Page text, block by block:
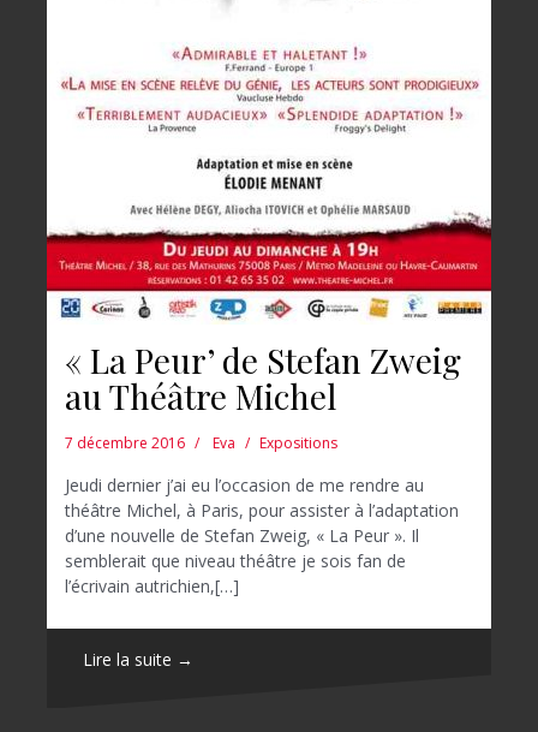
« La Peur’ de Stefan Zweig
au Théâtre Michel
7 décembre 2016 Eva Expositions
Jeudi dernier j’ai eu l’occasion de me rendre au
théâtre Michel, à Paris, pour assister à l’adaptation
d’une nouvelle de Stefan Zweig, « La Peur ». Il
semblerait que niveau théâtre je sois fan de
l’écrivain autrichien,[…]
Lire la suite →